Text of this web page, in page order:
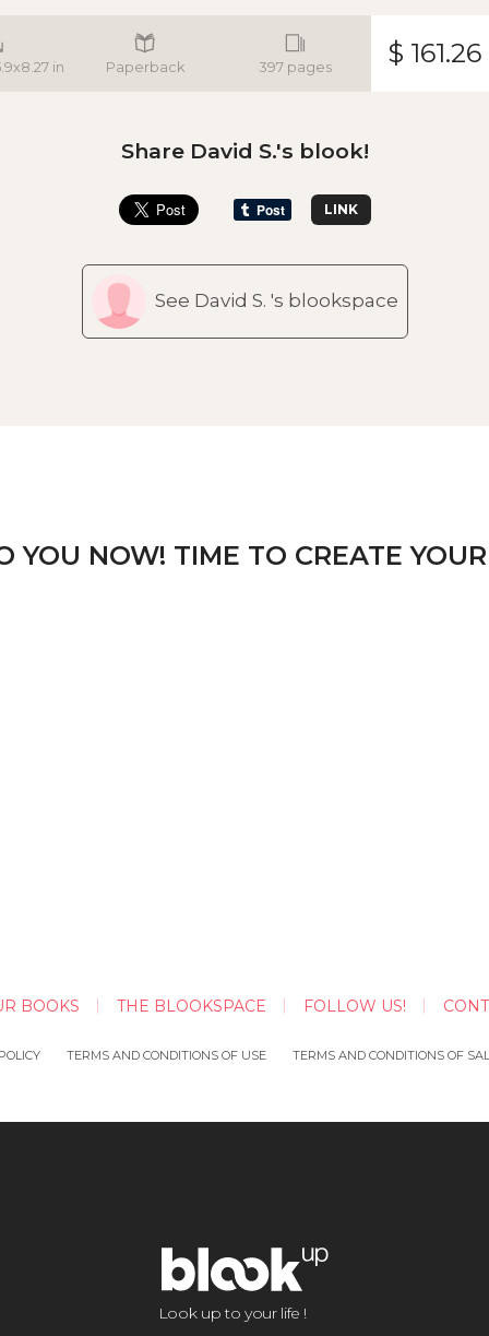
in Paperback 397 pages $ 161.26
Share David S.'s blook!
LINK
See David S. 's blookspace
YOU NOW! TIME TO CREATE
BOOKS THE BLOOKSPACE FOLLOW US!
TERMS AND CONDITIONS OF USE TERMS AND CONDITIONS OF
Look up to your life !